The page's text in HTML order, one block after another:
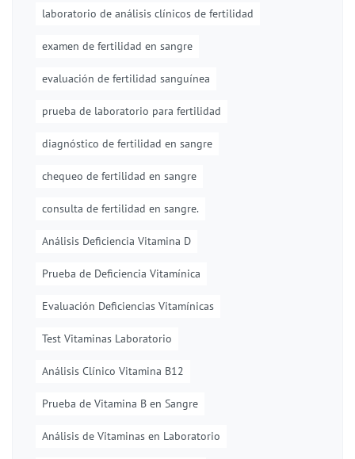
laboratorio de análisis clínicos de fertilidad
examen de fertilidad en sangre
evaluación de fertilidad sanguínea
prueba de laboratorio para fertilidad
diagnóstico de fertilidad en sangre
chequeo de fertilidad en sangre
consulta de fertilidad en sangre.
Análisis Deficiencia Vitamina D
Prueba de Deficiencia Vitamínica
Evaluación Deficiencias Vitamínicas
Test Vitaminas Laboratorio
Análisis Clínico Vitamina B12
Prueba de Vitamina B en Sangre
Análisis de Vitaminas en Laboratorio